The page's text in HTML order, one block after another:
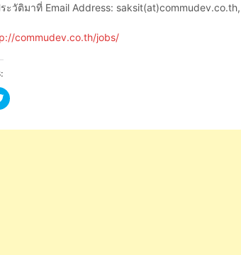
ะวัติมาที่ Email Address:
commudev.co.th/jobs/
Click
to
Twitter